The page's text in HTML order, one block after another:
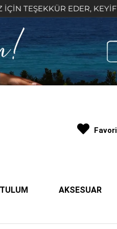
KEYİFLİ ALIŞVERİŞLER
AKSESUAR